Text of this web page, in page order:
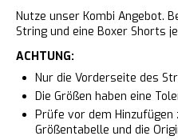
Nutze unser Kombi Angebot.
String und eine Boxer Shorts
ACHTUNG:
Nur die Vorderseite des
Die Größen haben eine
Prüfe vor dem
Größentabelle und die